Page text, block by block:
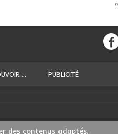
... PUBLICITÉ
des contenus adaptés.